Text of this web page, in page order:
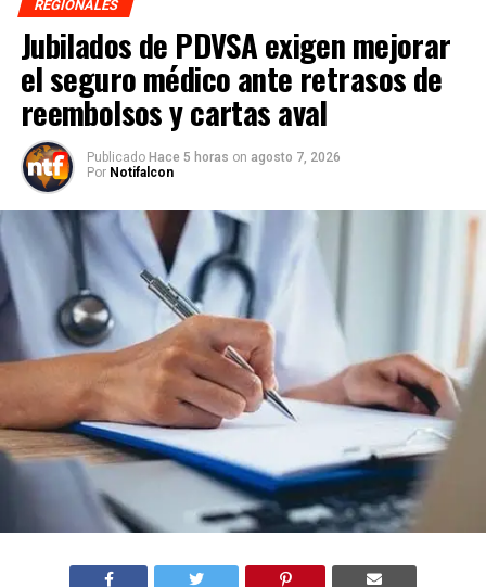
REGIONALES
Jubilados de PDVSA exigen mejorar
el seguro médico ante retrasos de
reembolsos y cartas aval
Publicado Hace 5 horas on agosto 7, 2026
Por Notifalcon